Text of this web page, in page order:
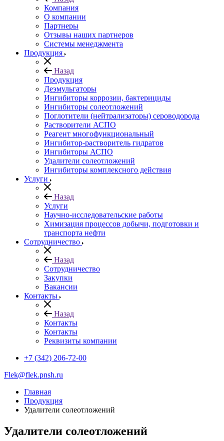
Компания
О компании
Партнеры
Отзывы наших партнеров
Системы менеджмента
Продукция
Назад
Продукция
Деэмульгаторы
Ингибиторы коррозии, бактерициды
Ингибиторы солеотложений
Поглотители (нейтрализаторы) сероводорода
Растворители АСПО
Реагент многофункциональный
Ингибитор-растворитель гидратов
Ингибиторы АСПО
Удалители солеотложений
Ингибиторы комплексного действия
Услуги
Назад
Услуги
Научно-исследовательские работы
Химизация процессов добычи, подготовки и
транспорта нефти
Сотрудничество
Назад
Сотрудничество
Закупки
Вакансии
Контакты
Назад
Контакты
Контакты
Реквизиты компании
+7 (342) 206-72-00
Flek@flek.pnsh.ru
Главная
Продукция
Удалители солеотложений
Удалители солеотложений